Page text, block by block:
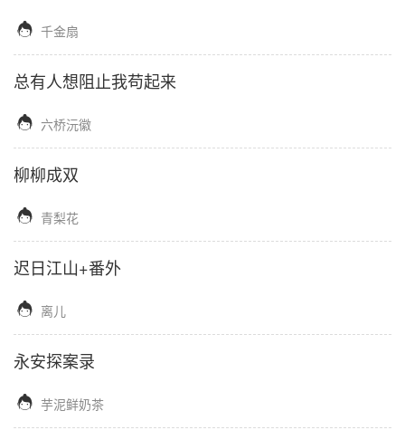
 千金扇
总有人想阻止我苟起来
 六桥沅徽
柳柳成双
 青梨花
迟日江山+番外
 离儿
永安探案录
 芋泥鲜奶茶